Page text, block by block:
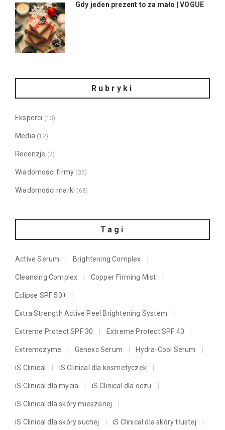
Gdy jeden prezent to za mało | VOGUE
Rubryki
Eksperci (13)
Media (12)
Recenzje (7)
Wiadomości firmy (35)
Wiadomości marki (68)
Tagi
Active Serum Brightening Complex
Cleansing Complex Copper Firming Mist
Eclipse SPF 50+
Extra Strength Active Peel Brightening System
Extreme Protect SPF 30 Extreme Protect SPF 40
Extremozyme Genexc Serum Hydra-Cool Serum
iS Clinical iS Clinical dla kosmetyczek
iS Clinical dla mycia iS Clinical dla oczu
iS Clinical dla skóry mieszanej
iS Clinical dla skóry suchej iS Clinical dla skóry tłustej